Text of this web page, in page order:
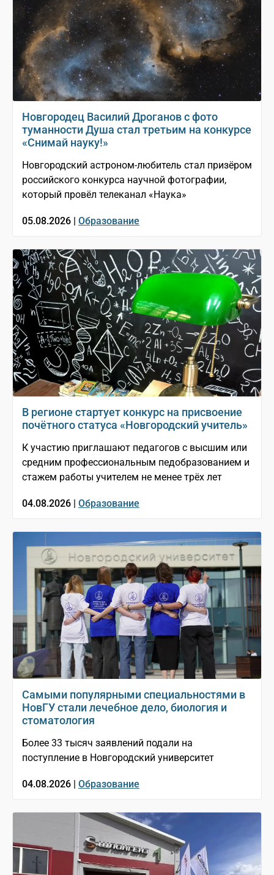
Новгородец Василий Дроганов с фото
туманности Душа стал третьим на конкурсе
«Снимай науку!»
Новгородский астроном-любитель стал призёром
российского конкурса научной фотографии,
который провёл телеканал «Наука»
05.08.2026 | Образование
В регионе стартует конкурс на присвоение
почётного статуса «Новгородский учитель»
К участию приглашают педагогов с высшим или
средним профессиональным педобразованием и
стажем работы учителем не менее трёх лет
04.08.2026 | Образование
Самыми популярными специальностями в
НовГУ стали лечебное дело, биология и
стоматология
Более 33 тысяч заявлений подали на
поступление в Новгородский университет
04.08.2026 | Образование